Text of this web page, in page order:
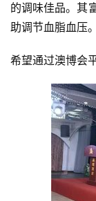
的调味佳品。其
助调节血脂血压
希望通过澳博会